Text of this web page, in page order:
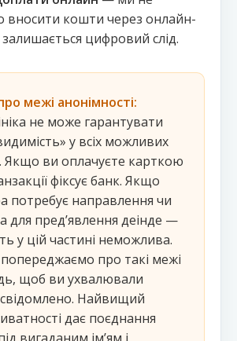
вносити кошти через онлайн-
цифровий слід.
межі анонімності:
не може гарантувати
у всіх можливих
Якщо ви оплачуєте карткою
фіксує банк. Якщо
потребує направлення чи
для пред’явлення деінде —
у цій частині неможлива.
про такі межі
щоб ви ухвалювали
Найвищий
дає поєднання